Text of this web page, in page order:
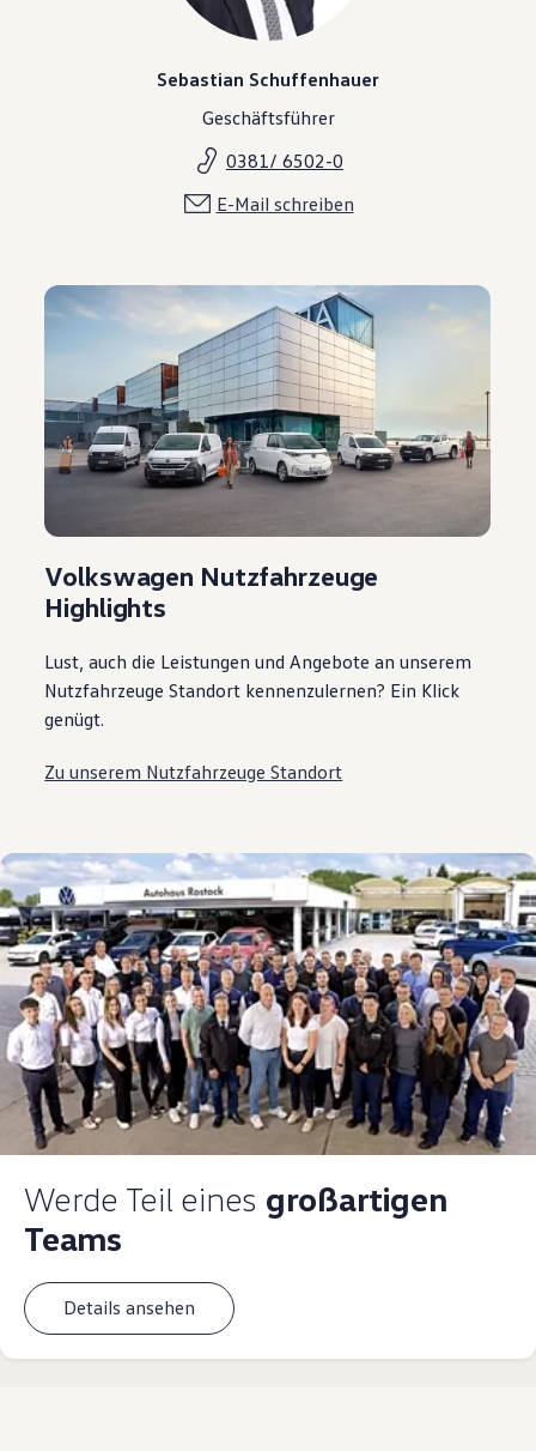
Sebastian Schuffenhauer
Geschäftsführer
0381/ 6502-0
E-Mail schreiben
Volkswagen Nutzfahrzeuge
Highlights
Lust, auch die Leistungen und Angebote an unserem
Nutzfahrzeuge Standort kennenzulernen? Ein Klick
genügt.
Zu unserem Nutzfahrzeuge Standort
Werde Teil eines großartigen
Teams
Details ansehen